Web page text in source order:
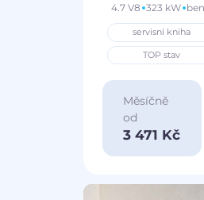
4.7 V8 323 kW
servisní kniha
TOP stav
Měsíčně
od
3 471 Kč